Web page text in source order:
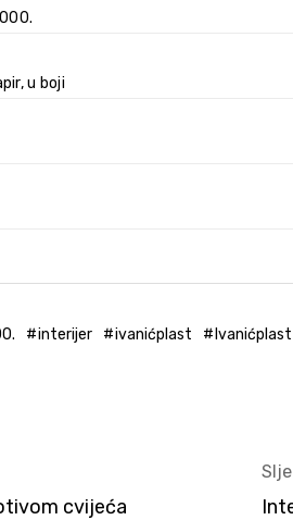
u boji
interijer ivanićplast
cvijeća